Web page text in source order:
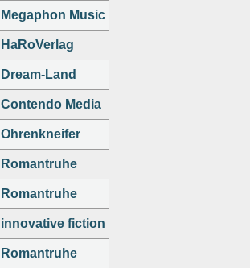
Megaphon Music
HaRoVerlag
Dream-Land
Contendo Media
Ohrenkneifer
Romantruhe
Romantruhe
innovative fiction
Romantruhe